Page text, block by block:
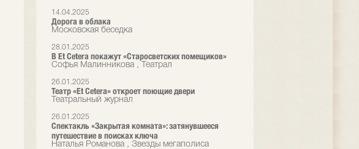
14.04.2025
Дорога в облака
Московская беседка
28.01.2025
В Et Сetera покажут «Старосветских помещиков»
Софья Малинникова , Театрал
26.01.2025
Театр «Et Cetera» откроет поющие двери
Театральный журнал
26.01.2025
Спектакль «Закрытая комната»: затянувшееся
путешествие в поисках ключа
Наталья Романова , Звезды мегаполиса